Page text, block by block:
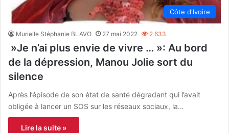
Côte d'Ivoire
Murielle Stéphanie BLAVO 27 mai 2022 2 633
»Je n’ai plus envie de vivre … »: Au bord
de la dépression, Manou Jolie sort du
silence
Après l’épisode de son état de santé dégradant qui l’avait
obligée à lancer un SOS sur les réseaux sociaux, la…
Lire la suite »